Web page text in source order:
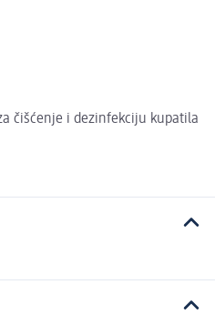
čišćenje i dezinfekciju kupatila